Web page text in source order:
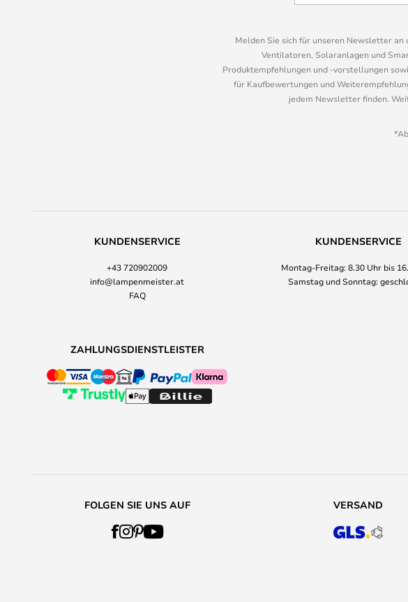
Melden Sie sich für unseren Newsletter
Ventilatoren, Solaranlagen und
Produktempfehlungen und -vorstellungen
für Kaufbewertungen und
jedem Newsletter finden.
KUNDENSERVICE
+43 720902009
info@lampenmeister.at
FAQ
KUNDENSERVICE
Montag-Freitag: 8.30 Uhr bis
Samstag und Sonntag:
ZAHLUNGSDIENSTLEISTER
FOLGEN SIE UNS AUF VERSAND